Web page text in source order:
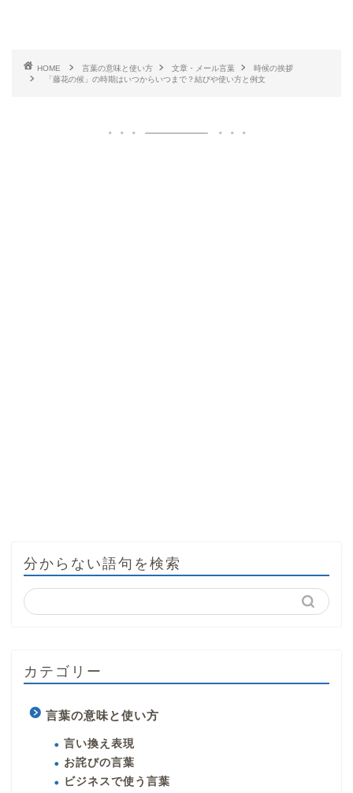
HOME 言葉の意味と使い方 文章・メール言葉
時候の挨拶
「藤花の候」の時期はいつからいつまで？結びや使い方と例文
分からない語句を検索
カテゴリー
言葉の意味と使い方
言い換え表現
お詫びの言葉
ビジネスで使う言葉